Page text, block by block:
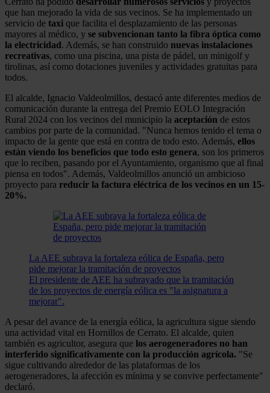
que han mejorado la vida de sus vecinos. Se ha implementado un
servicio de taxi que facilita el desplazamiento de las personas
mayores al médico, y se subvencionan tanto la fibra óptica como
la electricidad. Además, se han construido nuevas instalaciones
recreativas, como una piscina, una pista de pádel, un minigolf y
tirolinas, así como dotaciones juveniles y actividades gratuitas para
todos.
El alcalde, Ignacio Valdeolmillos, destacó ante diferentes medios de
comunicación durante la entrega del Premio EOLO Integración
Rural 2024 con los vecinos del municipio la aceptación de estos
cambios por parte de la comunidad. "Nunca hemos tenido el tema o
impacto de la gente que está en contra de todo esto. Además, ellos
están viendo los beneficios que todo esto genera, son los primeros
que lo reciben, pasando por el Ayuntamiento, organismo que al final
piensa en todos". Además, Valdeolmillos anunció un ambicioso
proyecto para reducir la factura eléctrica de los vecinos en un 15-
20%.
La AEE subraya la fortaleza eólica de España, pero
pide mejorar la tramitación de proyectos
El presidente de AEE ha subrayado que la tramitación
de los proyectos de energía eólica es "la asignatura a
mejorar".
A pesar del avance de la energía eólica, la agricultura sigue siendo
una actividad vital en Hornillos de Cerrato. El alcalde, quien
también es agricultor, asegura que los aerogeneradores no han
interferido significativamente con la producción agrícola. "Se
sigue cultivando alrededor de las plataformas de los
aerogeneradores, la afección es mínima y se convive perfectamente"
declaró.